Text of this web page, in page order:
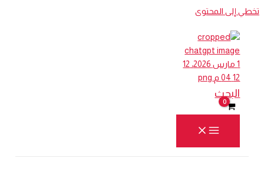
تخطي إلى المحتوى
البحث